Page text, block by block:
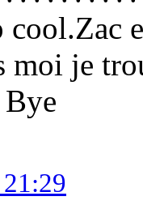
cool.Zac
moi je